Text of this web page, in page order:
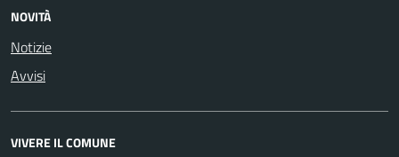
NOVITÀ
Notizie
Avvisi
VIVERE IL COMUNE